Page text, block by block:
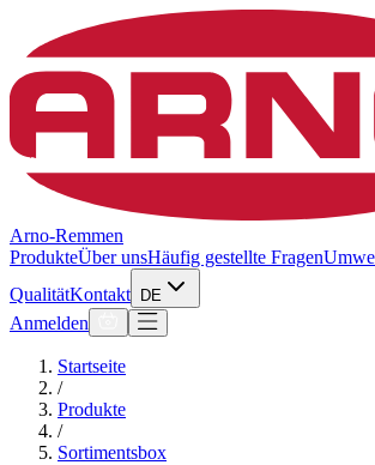
Arno-Remmen
ProdukteÜber unsHäufig gestellte Fragen
QualitätKontakt DE
Anmelden
Startseite
/
Produkte
/
Sortimentsbox